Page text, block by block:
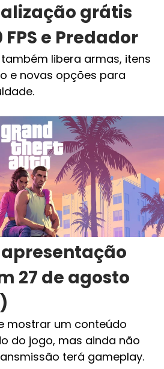
grátis
e Predador
também libera armas, itens
e novas opções para
apresentação
27 de agosto
mostrar um conteúdo
do jogo, mas ainda não
terá gameplay.